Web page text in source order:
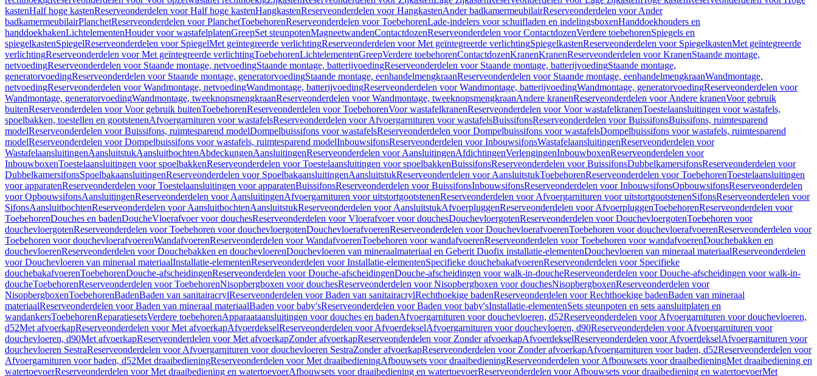
kastenHalf hoge kastenReserveonderdelen voor Half hoge kastenHangkastenReserveonderdelen voor HangkastenAnder badkamermeubilairReserveonderdelen voor Ander
badkamermeubilairPlanchetReserveonderdelen voor PlanchetToebehorenReserveonderdelen voor ToebehorenLade-indelers voor schuifladen en indelingsboxenHanddoekhouders en
handdoekhakenLichtelementenHouder voor wastafelplatenGreepSet steunpotenMagneetwandenContactdozenReserveonderdelen voor ContactdozenVerdere toebehorenSpiegels en
spiegelkastenSpiegelReserveonderdelen voor SpiegelMet geïntegreerde verlichtingReserveonderdelen voor Met geïntegreerde verlichtingSpiegelkastenReserveonderdelen voor SpiegelkastenMet geïntegreerde
verlichtingReserveonderdelen voor Met geïntegreerde verlichtingToebehorenLichtelementenGreepVerdere toebehorenContactdozenKranenKranenReserveonderdelen voor KranenStaande montage,
netvoedingReserveonderdelen voor Staande montage, netvoedingStaande montage, batterijvoedingReserveonderdelen voor Staande montage, batterijvoedingStaande montage,
generatorvoedingReserveonderdelen voor Staande montage, generatorvoedingStaande montage, eenhandelmengkraanReserveonderdelen voor Staande montage, eenhandelmengkraanWandmontage,
netvoedingReserveonderdelen voor Wandmontage, netvoedingWandmontage, batterijvoedingReserveonderdelen voor Wandmontage, batterijvoedingWandmontage, generatorvoedingReserveonderdelen voor
Wandmontage, generatorvoedingWandmontage, tweeknopsmengkraanReserveonderdelen voor Wandmontage, tweeknopsmengkraanAndere kranenReserveonderdelen voor Andere kranenVoor gebruik
buitenReserveonderdelen voor Voor gebruik buitenToebehorenReserveonderdelen voor ToebehorenVoor wastafelkranenReserveonderdelen voor Voor wastafelkranenToestelaansluitingen voor wastafels,
spoelbakken, toestellen en gootstenenAfvoergarnituren voor wastafelsReserveonderdelen voor Afvoergarnituren voor wastafelsBuissifonsReserveonderdelen voor BuissifonsBuissifons, ruimtesparend
modelReserveonderdelen voor Buissifons, ruimtesparend modelDompelbuissifons voor wastafelsReserveonderdelen voor Dompelbuissifons voor wastafelsDompelbuissifons voor wastafels, ruimtesparend
modelReserveonderdelen voor Dompelbuissifons voor wastafels, ruimtesparend modelInbouwsifonsReserveonderdelen voor InbouwsifonsWastafelaansluitingenReserveonderdelen voor
WastafelaansluitingenAansluitstukAansluitbochtenAbdeckungenAansluitingenReserveonderdelen voor AansluitingenAfdichtingenVerlengingenInbouwboxenReserveonderdelen voor
InbouwboxenToestelaansluitingen voor spoelbakkenReserveonderdelen voor Toestelaansluitingen voor spoelbakkenBuissifonsReserveonderdelen voor BuissifonsDubbelkamersifonsReserveonderdelen voor
DubbelkamersifonsSpoelbakaansluitingenReserveonderdelen voor SpoelbakaansluitingenAansluitstukReserveonderdelen voor AansluitstukToebehorenReserveonderdelen voor ToebehorenToestelaansluitingen
voor apparatenReserveonderdelen voor Toestelaansluitingen voor apparatenBuissifonsReserveonderdelen voor BuissifonsInbouwsifonsReserveonderdelen voor InbouwsifonsOpbouwsifonsReserveonderdelen
voor OpbouwsifonsAansluitingenReserveonderdelen voor AansluitingenAfvoergarnituren voor uitstortgootstenenReserveonderdelen voor Afvoergarnituren voor uitstortgootstenenSifonsReserveonderdelen voor
SifonsAansluitbochtenReserveonderdelen voor AansluitbochtenAansluitstukReserveonderdelen voor AansluitstukAfvoerpluggenReserveonderdelen voor AfvoerpluggenToebehorenReserveonderdelen voor
ToebehorenDouches en badenDoucheVloerafvoer voor douchesReserveonderdelen voor Vloerafvoer voor douchesDouchevloergotenReserveonderdelen voor DouchevloergotenToebehoren voor
douchevloergotenReserveonderdelen voor Toebehoren voor douchevloergotenDouchevloerafvoerenReserveonderdelen voor DouchevloerafvoerenToebehoren voor douchevloerafvoerenReserveonderdelen voor
Toebehoren voor douchevloerafvoerenWandafvoerenReserveonderdelen voor WandafvoerenToebehoren voor wandafvoerenReserveonderdelen voor Toebehoren voor wandafvoerenDouchebakken en
douchevloerenReserveonderdelen voor Douchebakken en douchevloerenDouchevloeren van mineraalmateriaal en Geberit Duofix installatie-elementenDouchevloeren van mineraal materiaalReserveonderdelen
voor Douchevloeren van mineraal materiaalInstallatie-elementenReserveonderdelen voor Installatie-elementenSpecifieke douchebakafvoerenReserveonderdelen voor Specifieke
douchebakafvoerenToebehorenDouche-afscheidingenReserveonderdelen voor Douche-afscheidingenDouche-afscheidingen voor walk-in-doucheReserveonderdelen voor Douche-afscheidingen voor walk-in-
doucheToebehorenReserveonderdelen voor ToebehorenNisopbergboxen voor douchesReserveonderdelen voor Nisopbergboxen voor douchesNisopbergboxenReserveonderdelen voor
NisopbergboxenToebehorenBadenBaden van sanitairacrylReserveonderdelen voor Baden van sanitairacrylRechthoekige badenReserveonderdelen voor Rechthoekige badenBaden van mineraal
materiaalReserveonderdelen voor Baden van mineraal materiaalBaden voor baby'sReserveonderdelen voor Baden voor baby'sInstallatie-elementenSets steunpoten en sets aansluitplaten en
wandankersToebehorenReparatiesetsVerdere toebehorenApparaataansluitingen voor douches en badenAfvoergarnituren voor douchevloeren, d52Reserveonderdelen voor Afvoergarnituren voor douchevloeren,
d52Met afvoerkapReserveonderdelen voor Met afvoerkapAfvoerdekselReserveonderdelen voor AfvoerdekselAfvoergarnituren voor douchevloeren, d90Reserveonderdelen voor Afvoergarnituren voor
douchevloeren, d90Met afvoerkapReserveonderdelen voor Met afvoerkapZonder afvoerkapReserveonderdelen voor Zonder afvoerkapAfvoerdekselReserveonderdelen voor AfvoerdekselAfvoergarnituren voor
douchevloeren SestraReserveonderdelen voor Afvoergarnituren voor douchevloeren SestraZonder afvoerkapReserveonderdelen voor Zonder afvoerkapAfvoergarnituren voor baden, d52Reserveonderdelen voor
Afvoergarnituren voor baden, d52Met draaibedieningReserveonderdelen voor Met draaibedieningAfbouwsets voor draaibedieningReserveonderdelen voor Afbouwsets voor draaibedieningMet draaibediening en
watertoevoerReserveonderdelen voor Met draaibediening en watertoevoerAfbouwsets voor draaibediening en watertoevoerReserveonderdelen voor Afbouwsets voor draaibediening en watertoevoerMet